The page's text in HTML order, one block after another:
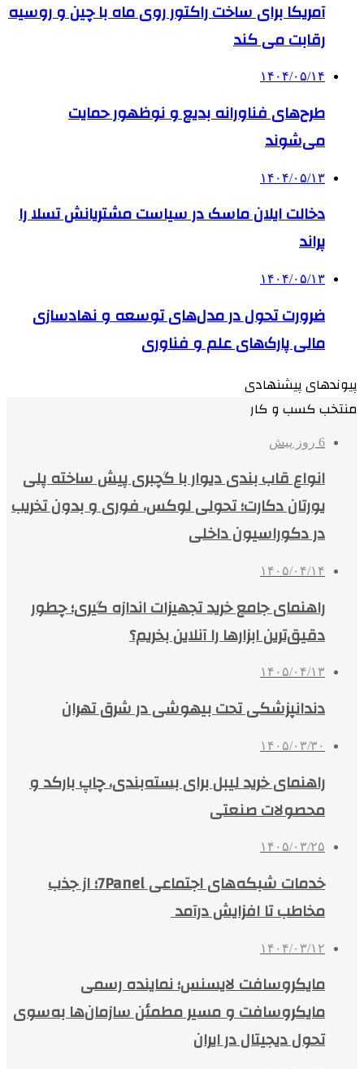
آمریکا برای ساخت راکتور روی ماه با چین و روسیه
رقابت می کند
۱۴۰۴/۰۵/۱۴
طرح‌های فناورانه بدیع و نوظهور حمایت
می‌شوند
۱۴۰۴/۰۵/۱۳
دخالت ایلان ماسک در سیاست مشتریانش تسلا را
پراند
۱۴۰۴/۰۵/۱۳
ضرورت تحول در مدل‌های توسعه و نهادسازی
مالی پارک‌های علم و فناوری
پیوندهای پیشنهادی
منتخب کسب و کار
6 روز پیش
انواع قاب بندی دیوار با گچبری پیش ساخته پلی
یورتان دکارت؛ تحولی لوکس، فوری و بدون تخریب
در دکوراسیون داخلی
۱۴۰۵/۰۴/۱۴
راهنمای جامع خرید تجهیزات اندازه گیری؛ چطور
دقیق‌ترین ابزارها را آنلاین بخریم؟
۱۴۰۵/۰۴/۱۳
دندانپزشکی تحت بیهوشی در شرق تهران
۱۴۰۵/۰۳/۳۰
راهنمای خرید لیبل برای بسته‌بندی، چاپ بارکد و
محصولات صنعتی
۱۴۰۵/۰۳/۲۵
خدمات شبکه‌های اجتماعی 7Panel؛ از جذب
مخاطب تا افزایش درآمد
۱۴۰۴/۰۳/۱۲
مایکروسافت لایسنس؛ نماینده رسمی
مایکروسافت و مسیر مطمئن سازمان‌ها به‌سوی
تحول دیجیتال در ایران